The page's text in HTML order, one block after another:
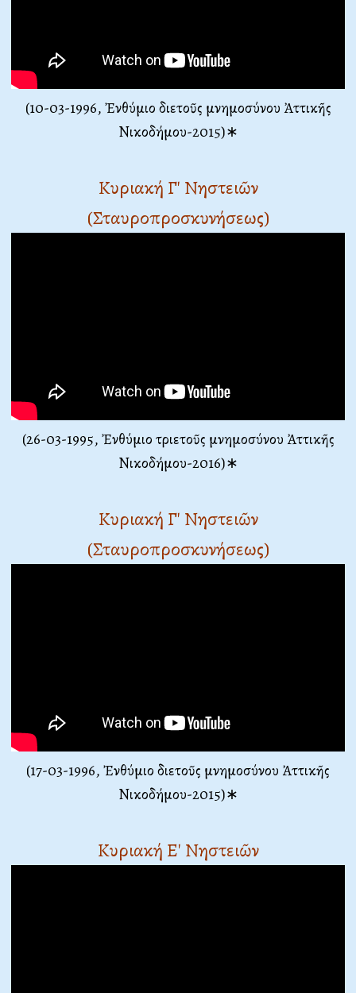
(10-03-1996, Ἐνθύμιο διετοῦς μνημοσύνου Ἀττικῆς
Νικοδήμου-2015)∗
Κυριακή Γ' Νηστειῶν
(Σταυροπροσκυνήσεως)
(26-03-1995, Ἐνθύμιο τριετοῦς μνημοσύνου Ἀττικῆς
Νικοδήμου-2016)∗
Κυριακή Γ' Νηστειῶν
(Σταυροπροσκυνήσεως)
(17-03-1996, Ἐνθύμιο διετοῦς μνημοσύνου Ἀττικῆς
Νικοδήμου-2015)∗
Κυριακή Ε' Νηστειῶν